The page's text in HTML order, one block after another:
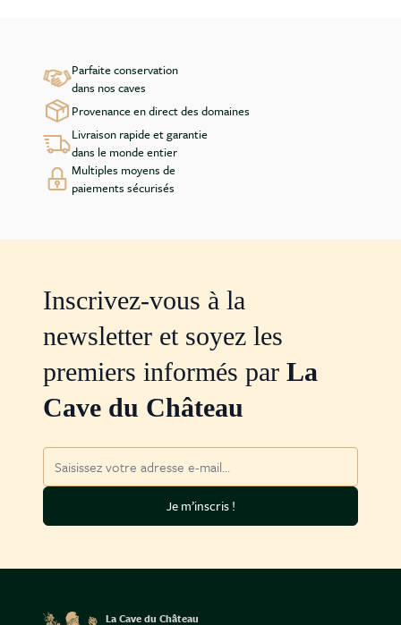
Parfaite conservation
dans nos caves
Provenance en direct des domaines
Livraison rapide et garantie
dans le monde entier
Multiples moyens de
paiements sécurisés
Inscrivez-vous à la
newsletter et soyez les
premiers informés par La
Cave du Château
Je m’inscris !
La Cave du Château